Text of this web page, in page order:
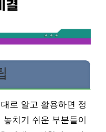
로 알고 활용하면 정
치기 쉬운 부분들이